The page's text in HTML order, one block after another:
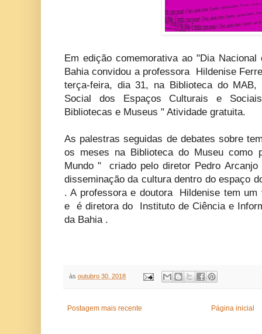
Em edição comemorativa ao "Dia
Bahia convidou a professora Hildenise
terça-feira, dia 31, na Biblioteca do
Social dos Espaços Culturais e
Bibliotecas e Museus " Atividade gratuita.
As palestras seguidas de debates sobre
os meses na Biblioteca do Museu como
Mundo " criado pelo diretor Pedro
disseminação da cultura dentro do espaço
. A professora e doutora Hildenise tem
e é diretora do Instituto de Ciência e
da Bahia .
às outubro 30, 2018
Postagem mais recente Página inicial